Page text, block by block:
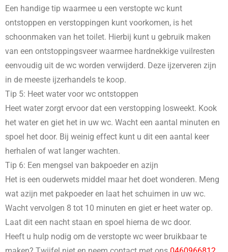
Een handige tip waarmee u een verstopte wc kunt
ontstoppen en verstoppingen kunt voorkomen, is het
schoonmaken van het toilet. Hierbij kunt u gebruik maken
van een ontstoppingsveer waarmee hardnekkige vuilresten
eenvoudig uit de wc worden verwijderd. Deze ijzerveren zijn
in de meeste ijzerhandels te koop.
Tip 5: Heet water voor wc ontstoppen
Heet water zorgt ervoor dat een verstopping losweekt. Kook
het water en giet het in uw wc. Wacht een aantal minuten en
spoel het door. Bij weinig effect kunt u dit een aantal keer
herhalen of wat langer wachten.
Tip 6: Een mengsel van bakpoeder en azijn
Het is een ouderwets middel maar het doet wonderen. Meng
wat azijn met pakpoeder en laat het schuimen in uw wc.
Wacht vervolgen 8 tot 10 minuten en giet er heet water op.
Laat dit een nacht staan en spoel hierna de wc door.
Heeft u hulp nodig om de verstopte wc weer bruikbaar te